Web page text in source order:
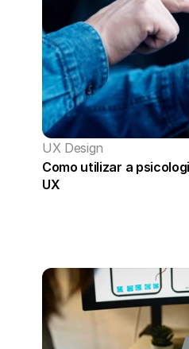
UX Design
Como utilizar a
UX